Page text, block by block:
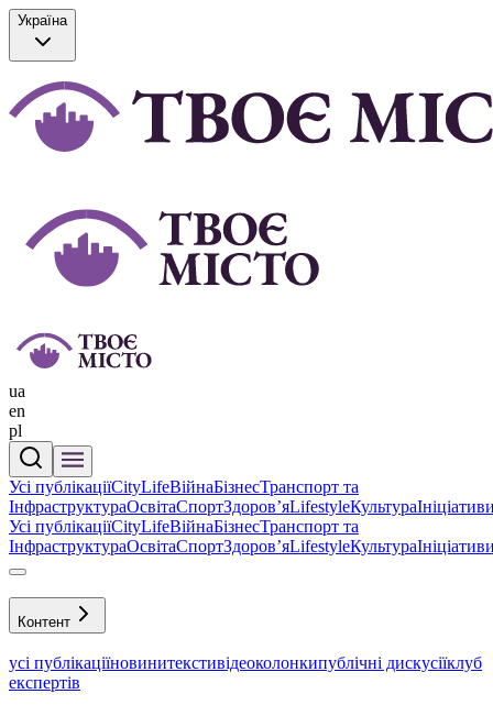
Україна
ua
en
pl
Усі публікаціїCityLifeВійнаБізнесТранспорт та
ІнфраструктураОсвітаСпортЗдоровʼяLifestyleКультура
Усі публікаціїCityLifeВійнаБізнесТранспорт та
ІнфраструктураОсвітаСпортЗдоровʼяLifestyleКультура
Контент
усі публікаціїновинитекстивідеоколонкипублічні дискусіїклуб
експертів